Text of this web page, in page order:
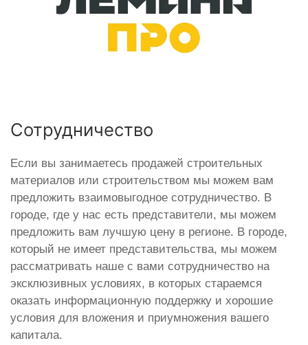
Сотрудничество
Если вы занимаетесь продажей строительных
материалов или строительством мы можем вам
предложить взаимовыгодное сотрудничество. В
городе, где у нас есть представители, мы можем
предложить вам лучшую цену в регионе. В городе,
который не имеет представительства, мы можем
рассматривать наше с вами сотрудничество на
эксклюзивных условиях, в которых стараемся
оказать информационную поддержку и хорошие
условия для вложения и приумножения вашего
капитала.